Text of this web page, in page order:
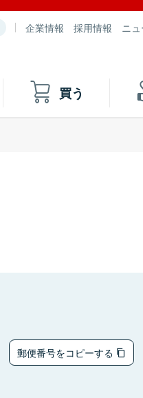
企業情報 採用情報 ニ
買う
郵便番号をコピーする